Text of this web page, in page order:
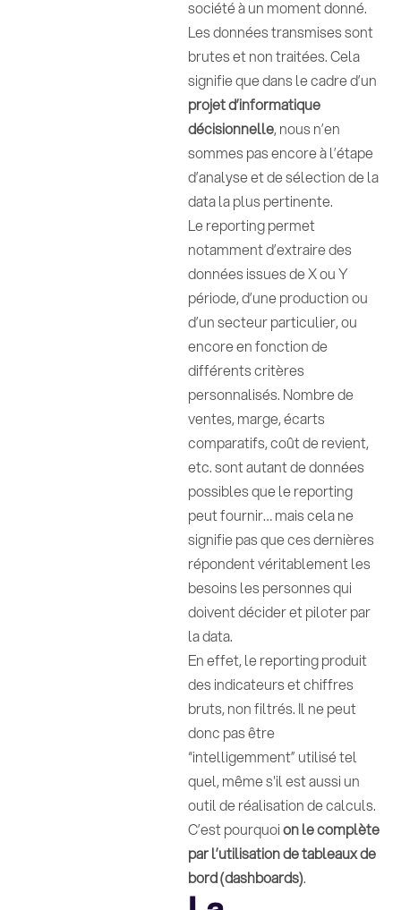
société à un moment donné.
Les données transmises sont
brutes et non traitées. Cela
signifie que dans le cadre d’un
projet d’informatique
décisionnelle, nous n’en
sommes pas encore à l’étape
d’analyse et de sélection de la
data la plus pertinente.
Le reporting permet
notamment d’extraire des
données issues de X ou Y
période, d’une production ou
d’un secteur particulier, ou
encore en fonction de
différents critères
personnalisés. Nombre de
ventes, marge, écarts
comparatifs, coût de revient,
etc. sont autant de données
possibles que le reporting
peut fournir… mais cela ne
signifie pas que ces dernières
répondent véritablement les
besoins les personnes qui
doivent décider et piloter par
la data.
En effet, le reporting produit
des indicateurs et chiffres
bruts, non filtrés. Il ne peut
donc pas être
“intelligemment” utilisé tel
quel, même s'il est aussi un
outil de réalisation de calculs.
C’est pourquoion le complète
par l’utilisation de tableaux de
bord (dashboards).